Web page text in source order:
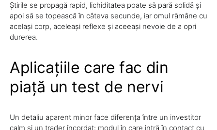
Știrile se propagă rapid, lichiditatea poate să pară solidă și
apoi să se topească în câteva secunde, iar omul rămâne cu
același corp, aceleași reflexe și aceeași nevoie de a opri
durerea.
Aplicațiile care fac din
piață un test de nervi
Un detaliu aparent minor face diferența între un investitor
calm și un trader încordat: modul în care intră în contact cu